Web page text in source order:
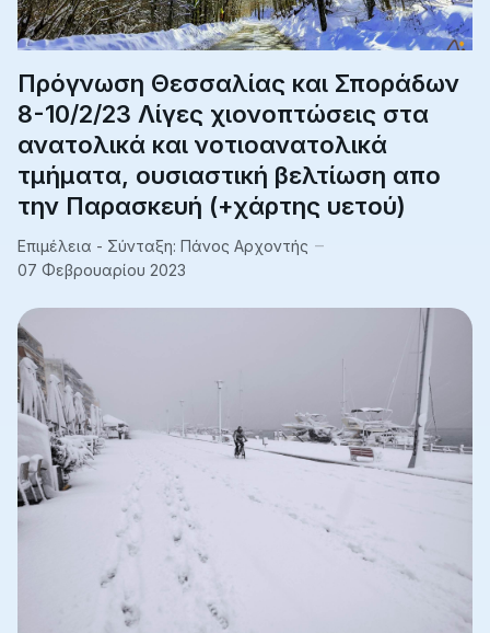
Πρόγνωση Θεσσαλίας και Σποράδων
8-10/2/23 Λίγες χιονοπτώσεις στα
ανατολικά και νοτιοανατολικά
τμήματα, ουσιαστική βελτίωση απο
την Παρασκευή (+χάρτης υετού)
Επιμέλεια - Σύνταξη: Πάνος Αρχοντής
07 Φεβρουαρίου 2023